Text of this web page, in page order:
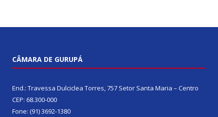
CÂMARA DE GURUPÁ
End.: Travessa Dulciclea Torres, 757 Setor Santa Maria – Centro
CEP: 68.300-000
Fone: (91) 3692-1380